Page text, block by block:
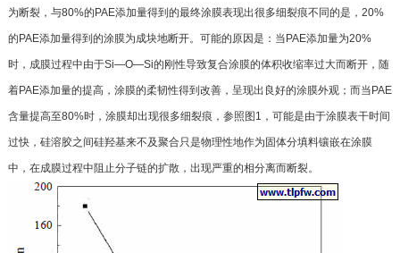
为断裂，与80%的 PAE添加量得到的最终涂膜表现出很多细裂痕不同的是，20%
的PAE添加量得到的涂膜为成块地断开。可能的原因是：当PAE添加量为20%
时，成膜过程中由于Si—O—Si的刚性导致复合涂膜的体积收缩率过大而断开，随
着PAE添加量的提高，涂膜的柔韧性得到改善，呈现出良好的涂膜外观；而当PAE
含量提高至80%时，涂膜却出现很多细裂痕，参照图1，可能是由于涂膜表干时间
过快，硅溶胶之间硅羟基来不及聚合只是物理性地作为固体分填料镶嵌在涂膜
中，在成膜过程中阻止分子链的扩散，出现严重的相分离而断裂。